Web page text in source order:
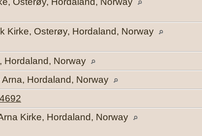
Kirke, Osterøy, Hordaland, Norway
Hordaland, Norway
Arna, Hordaland, Norway
Kirke, Hordaland, Norway